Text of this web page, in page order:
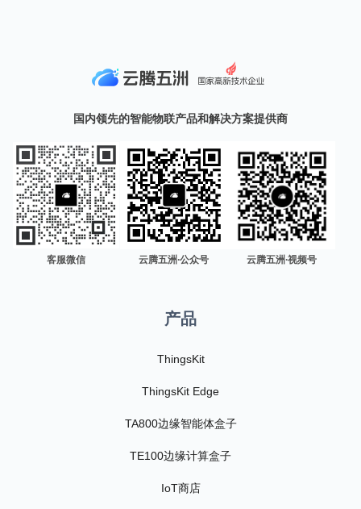
国内领先的智能物联产品和解决方案提供商
客服微信 云腾五洲·公众号 云腾五洲·视频号
产品
ThingsKit
ThingsKit Edge
TA800边缘智能体盒子
TE100边缘计算盒子
IoT商店